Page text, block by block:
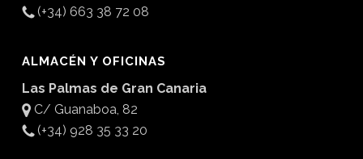
(+34) 663 38 72 08
ALMACÉN Y OFICINAS
Las Palmas de Gran Canaria
C/ Guanaboa, 82
(+34) 928 35 33 20